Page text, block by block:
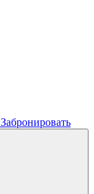
Забронировать